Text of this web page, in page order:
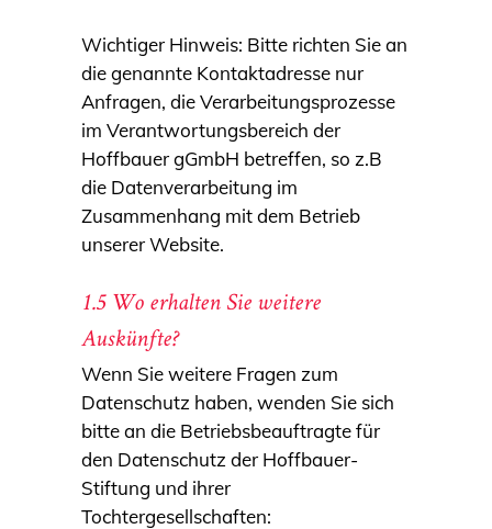
Wichtiger Hinweis: Bitte richten Sie an
die genannte Kontaktadresse nur
Anfragen, die Verarbeitungsprozesse
im Verantwortungsbereich der
Hoffbauer gGmbH betreffen, so z.B
die Datenverarbeitung im
Zusammenhang mit dem Betrieb
unserer Website.
1.5 Wo erhalten Sie weitere
Auskünfte?
Wenn Sie weitere Fragen zum
Datenschutz haben, wenden Sie sich
bitte an die Betriebsbeauftragte für
den Datenschutz der Hoffbauer-
Stiftung und ihrer
Tochtergesellschaften: